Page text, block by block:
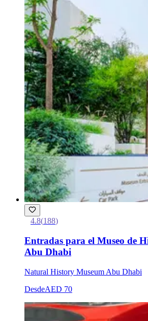
4.8(188)
Entradas para el Museo de
Abu Dhabi
Natural History Museum Abu Dhabi
DesdeAED 70